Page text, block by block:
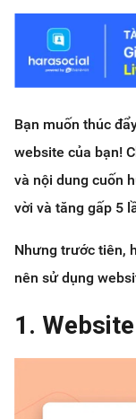
Bạn muốn thúc
website của bạn!
và nội dung cuốn
vời và tăng gấp 5
Nhưng trước tiên,
nên sử dụng
1.